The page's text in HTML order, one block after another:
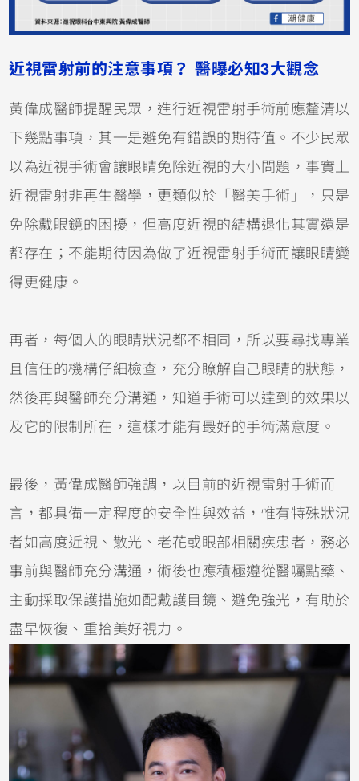
近視雷射前的注意事項？ 醫曝必知3大觀念
黃偉成醫師提醒民眾，進行近視雷射手術前應釐清以
下幾點事項，其一是避免有錯誤的期待值。不少民眾
以為近視手術會讓眼睛免除近視的大小問題，事實上
近視雷射非再生醫學，更類似於「醫美手術」，只是
免除戴眼鏡的困擾，但高度近視的結構退化其實還是
都存在；不能期待因為做了近視雷射手術而讓眼睛變
得更健康。
再者，每個人的眼睛狀況都不相同，所以要尋找專業
且信任的機構仔細檢查，充分瞭解自己眼睛的狀態，
然後再與醫師充分溝通，知道手術可以達到的效果以
及它的限制所在，這樣才能有最好的手術滿意度。
最後，黃偉成醫師強調，以目前的近視雷射手術而
言，都具備一定程度的安全性與效益，惟有特殊狀況
者如高度近視、散光、老花或眼部相關疾患者，務必
事前與醫師充分溝通，術後也應積極遵從醫囑點藥、
主動採取保護措施如配戴護目鏡、避免強光，有助於
盡早恢復、重拾美好視力。